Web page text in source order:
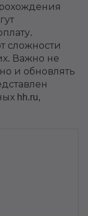
сложности
Важно не
и обновлять
hh.ru,